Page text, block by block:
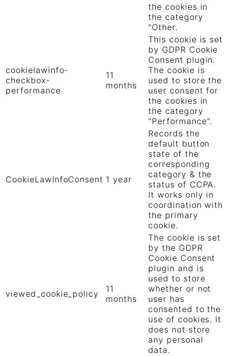
the cookies in
the category
"Other.
cookielawinfo-
checkbox-
performance
11
months
This cookie is set
by GDPR Cookie
Consent plugin.
The cookie is
used to store the
user consent for
the cookies in
the category
"Performance".
CookieLawInfoConsent 1 year
Records the
default button
state of the
corresponding
category & the
status of CCPA.
It works only in
coordination with
the primary
cookie.
viewed_cookie_policy
11
months
The cookie is set
by the GDPR
Cookie Consent
plugin and is
used to store
whether or not
user has
consented to the
use of cookies. It
does not store
any personal
data.